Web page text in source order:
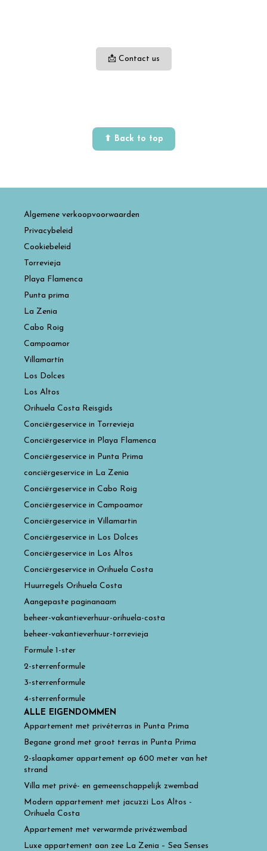
📩 Contact us
⬆ Back to top
Algemene verkoopvoorwaarden
Privacybeleid
Cookiebeleid
Torrevieja
Playa Flamenca
Punta prima
La Zenia
Cabo Roig
Campoamor
Villamartín
Los Dolces
Los Altos
Orihuela Costa Reisgids
Conciërgeservice in Torrevieja
Conciërgeservice in Playa Flamenca
Conciërgeservice in Punta Prima
conciërgeservice in La Zenia
Conciërgeservice in Cabo Roig
Conciërgeservice in Campoamor
Conciërgeservice in Villamartin
Conciërgeservice in Los Dolces
Conciërgeservice in Los Altos
Conciërgeservice in Orihuela Costa
Huurregels Orihuela Costa
Aangepaste paginanaam
beheer-vakantieverhuur-orihuela-costa
beheer-vakantieverhuur-torrevieja
Formule 1-ster
2-sterrenformule
3-sterrenformule
4-sterrenformule
ALLE EIGENDOMMEN
Appartement met privéterras in Punta Prima
Begane grond met groot terras in Punta Prima
2-slaapkamer appartement op 600 meter van het
strand
Villa met privé- en gemeenschappelijk zwembad
Modern appartement met jacuzzi Los Altos -
Orihuela Costa
Appartement met verwarmde privézwembad
Luxe appartement aan zee La Zenia – Sea Senses